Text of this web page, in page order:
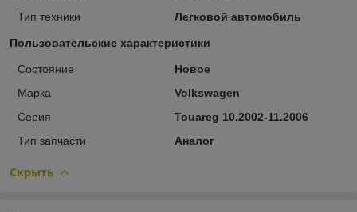
Тип техники
Легковой автомобиль
Пользовательские характеристики
Состояние
Новое
Марка
Volkswagen
Серия
Touareg 10.2002-11.2006
Тип запчасти
Аналог
Скрыть